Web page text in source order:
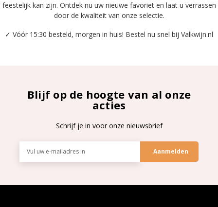
feestelijk kan zijn. Ontdek nu uw nieuwe favoriet en laat u verrassen
door de kwaliteit van onze selectie.
✓ Vóór 15:30 besteld, morgen in huis! Bestel nu snel bij Valkwijn.nl
Blijf op de hoogte van al onze
acties
Schrijf je in voor onze nieuwsbrief
mailadres